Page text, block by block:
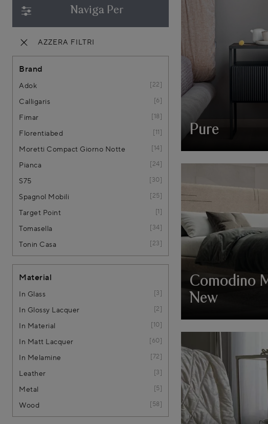
Naviga Per
AZZERA FILTRI
Brand
Adok 22
Calligaris 6
Fimar 18
Florentiabed 11
Moretti Compact Giorno Notte 14
Pianca 24
S75 30
Spagnol Mobili 25
Target Point 1
Tomasella 34
Tonin Casa 23
Material
In Glass 3
In Glossy Lacquer 2
In Material 10
In Matt Lacquer 60
In Melamine 72
Leather 3
Metal 5
Wood 58
Pure
Comodino
New